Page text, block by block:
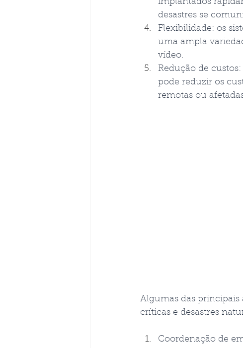
implantados
desastres se
Flexibilidade: os
uma ampla
vídeo.
Redução de
pode reduzir os
remotas ou
Algumas das principais
críticas e desastres
Coordenação de